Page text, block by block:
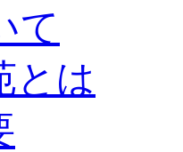
て
とは